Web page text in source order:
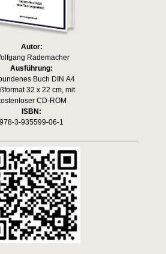
Autor:
Rademacher
Ausführung:
Buch DIN A4
32 x 22 cm, mit
CD-ROM
ISBN:
978-3-935599-06-1